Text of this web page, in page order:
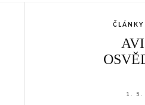
ČLÁNKY
1. 5.